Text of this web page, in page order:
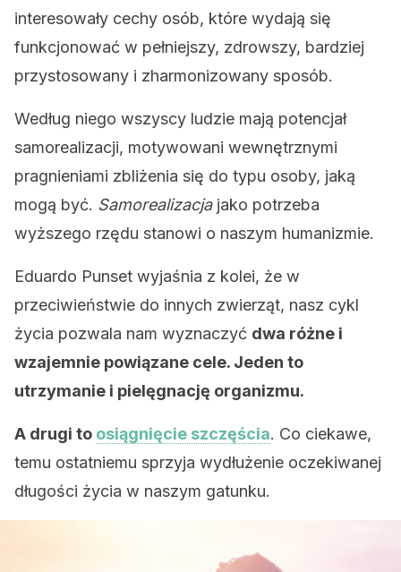
interesowały cechy osób, które wydają się
funkcjonować w pełniejszy, zdrowszy, bardziej
przystosowany i zharmonizowany sposób.
Według niego wszyscy ludzie mają potencjał
samorealizacji, motywowani wewnętrznymi
pragnieniami zbliżenia się do typu osoby, jaką
mogą być. Samorealizacja jako potrzeba
wyższego rzędu stanowi o naszym humanizmie.
Eduardo Punset wyjaśnia z kolei, że ​​w
przeciwieństwie do innych zwierząt, nasz cykl
życia pozwala nam wyznaczyć dwa różne i
wzajemnie powiązane cele. Jeden to
utrzymanie i pielęgnację organizmu.
A drugi to osiągnięcie szczęścia. Co ciekawe,
temu ostatniemu sprzyja wydłużenie oczekiwanej
długości życia w naszym gatunku.